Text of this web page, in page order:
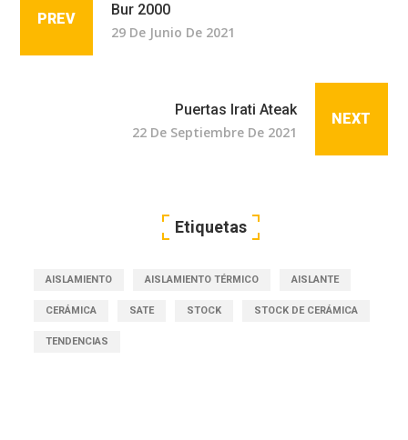
PREV
Bur 2000
29 De Junio De 2021
Puertas Irati Ateak
22 De Septiembre De 2021
NEXT
Etiquetas
AISLAMIENTO AISLAMIENTO TÉRMICO AISLANTE
CERÁMICA SATE STOCK STOCK DE CERÁMICA
TENDENCIAS